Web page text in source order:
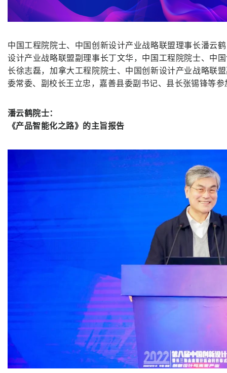
中国工程院院士、中国创新设计产业战略联盟理事长潘云
设计产业战略联盟副理事长丁文华，中国工程院院士、中
长徐志磊，加拿大工程院院士、中国创新设计产业战略联
委常委、副校长王立忠，嘉善县委副书记、县长张锡锋等参
潘云鹤院士：
《产品智能化之路》的主旨报告